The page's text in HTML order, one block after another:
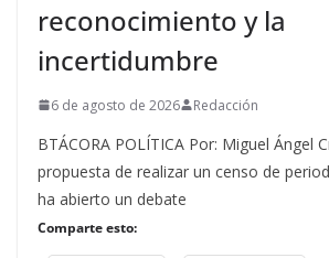
reconocimiento y la
incertidumbre
6 de agosto de 2026 Redacción
BTÁCORA POLÍTICA Por: Miguel Ángel
propuesta de realizar un censo de
ha abierto un debate
Comparte esto: